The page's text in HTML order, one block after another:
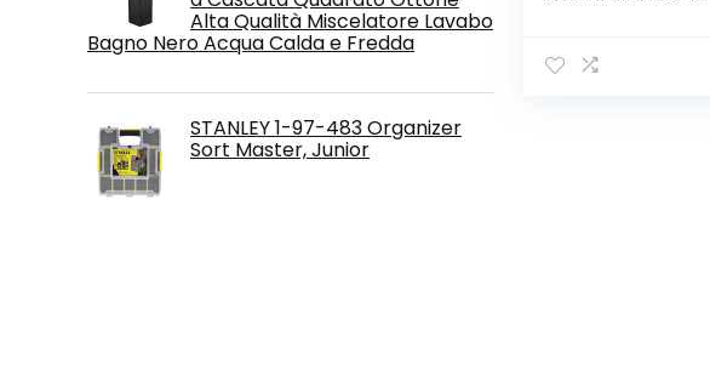
Alta Qualità Miscelatore Lavabo
Bagno Nero Acqua Calda e Fredda
STANLEY 1-97-483 Organizer
Sort Master, Junior